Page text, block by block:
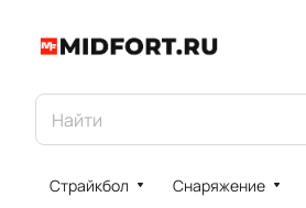
Страйкбол Снаряжение